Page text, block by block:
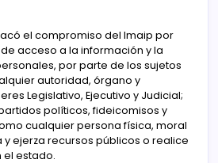
el compromiso del Imaip por
acceso a la información y la
por parte de los sujetos
autoridad, órgano y
Legislativo, Ejecutivo y Judicial;
políticos, fideicomisos y
cualquier persona física, moral
ejerza recursos públicos o realice
el estado.